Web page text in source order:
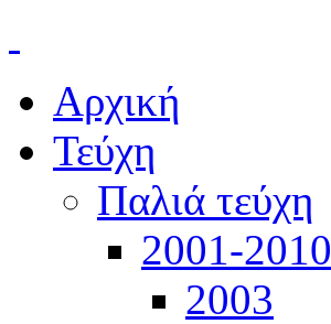
Αρχική
Τεύχη
Παλιά τεύχη
2001-2010
2003